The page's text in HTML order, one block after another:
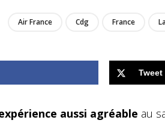
Air France Cdg France
Tweet
aussi agréable au